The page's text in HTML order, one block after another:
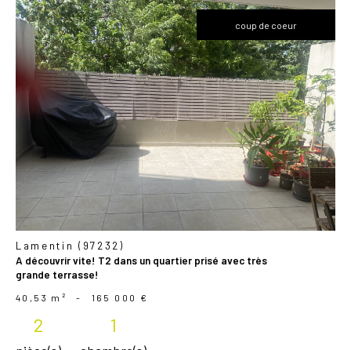
coup de coeur
voir le
bien
Lamentin (97232)
A découvrir vite! T2 dans un quartier prisé avec très
grande terrasse!
40,53 m² - 165 000 €
2 1